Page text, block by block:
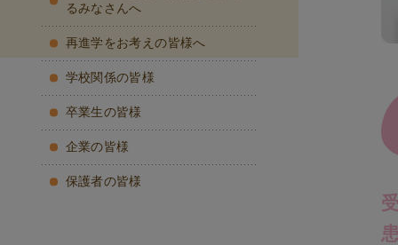
るみなさんへ
再進学をお考えの皆様へ
学校関係の皆様
卒業生の皆様
企業の皆様
保護者の皆様